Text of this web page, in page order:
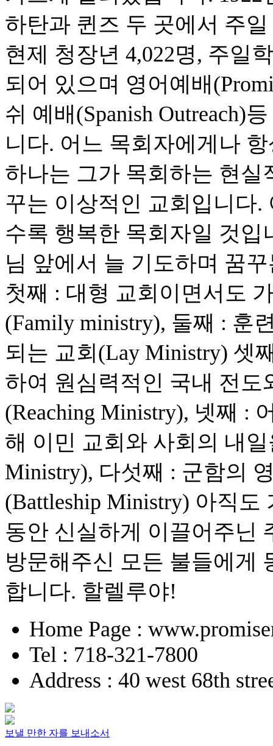
하탄과 퀸즈 두 곳에서 주
현제 청장년 4,022명, 주일
되어 있으며 영어예배
쉬 예배(Spanish Outreach)
니다. 어느 목회자에게나
하나는 그가 목회하는 현
꾸는 이상적인 교회입니다
수록 행복한 목회자일 것
님 앞에서 늘 기도하며 꿈
첫째 : 대형 교회이면서도
(Family ministry), 둘째 : 훈
되는 교회(Lay Ministry) 셋
하여 원심력적인 국내 전
(Reaching Ministry), 넷째 :
해 이민 교회와 사회의 내
Ministry), 다섯째 : 군함의
(Battleship Ministry) 아직
동안 신실하게 이끌어주닌
방문해주신 모든 불들에게
합니다. 할렐루야!
Home Page :
Tel : 718-321-7800
Address : 40 west 68th
보낼 만한 자를 보내소서